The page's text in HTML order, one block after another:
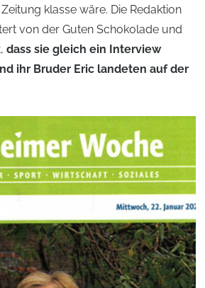
klasse wäre. Die Redaktion
von der Guten Schokolade und
dass sie gleich ein Interview
ihr Bruder Eric landeten auf der